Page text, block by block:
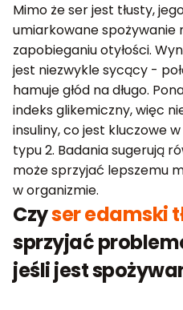
Mimo że ser jest tłusty,
umiarkowane spożywanie
zapobieganiu otyłości.
jest niezwykle sycący -
hamuje głód na długo.
indeks glikemiczny, więc
insuliny, co jest kluczowe
typu 2. Badania sugerują
może sprzyjać lepszemu
w organizmie.
Czyser edamski
sprzyjać
jeśli jest